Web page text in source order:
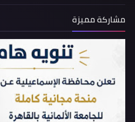
مشاركة مميزة